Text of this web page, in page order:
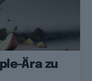
Ära zu